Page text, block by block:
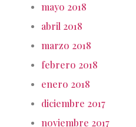
mayo 2018
abril 2018
marzo 2018
febrero 2018
enero 2018
diciembre 2017
noviembre 2017